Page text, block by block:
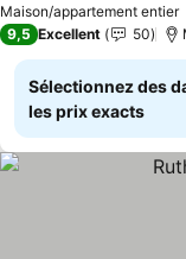
Maison/appartement entier
9,5 Excellent 50
Sélectionnez des
les prix exacts